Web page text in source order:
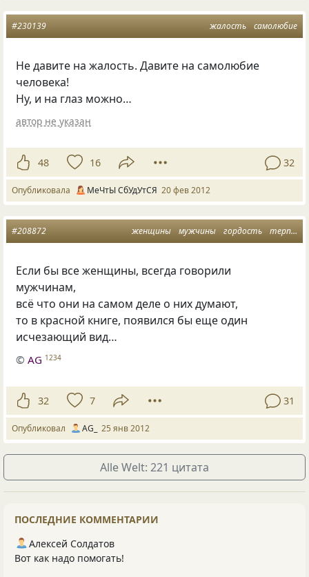
жалость самолюбие
#230139
Не давите на жалость. Давите на самолюбие
человека!
Ну, и на глаз можно…
автор не указан
48 16 32
Опубликовала МеЧтЫ СбУдУтСЯ 20 фев 2012
женщины мужчины гордость терпение
#208872
Если бы все женщины, всегда говорили
мужчинам,
всё что они на самом деле о них думают,
то в красной книге, появился бы еще один
исчезающий вид…
©AG 1234
32 7 31
Опубликовал AG_ 25 янв 2012
Alle Welt: 221 цитата
ПОСЛЕДНИЕ КОММЕНТАРИИ
Алексей Солдатов
Вот как надо помогать!